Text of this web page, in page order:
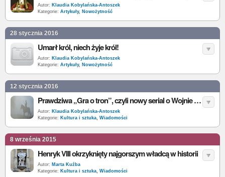
Autor: Klaudia Kobylańska-Antoszek
Kategorie: Artykuły, Nowożytność
28 stycznia 2016
Umarł król, niech żyje król!
Autor: Klaudia Kobylańska-Antoszek
Kategorie: Artykuły, Nowożytność
12 stycznia 2016
Prawdziwa „Gra o tron”, czyli nowy serial o Wojnie Dwóch Róż
Autor: Klaudia Kobylańska-Antoszek
Kategorie: Kultura i sztuka, Wiadomości
8 września 2015
Henryk VIII okrzyknięty najgorszym władcą w historii
Autor: Marta Kuźba
Kategorie: Kultura i sztuka, Wiadomości